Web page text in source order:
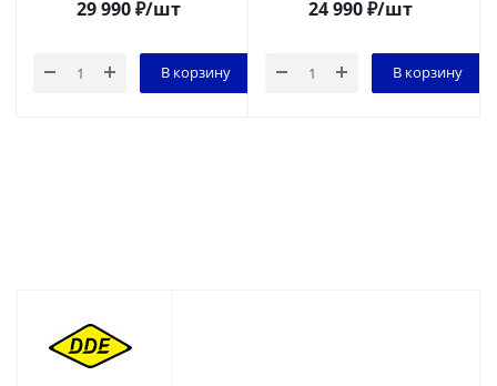
29 990₽/шт
В корзину
24 990₽/шт
В корзину